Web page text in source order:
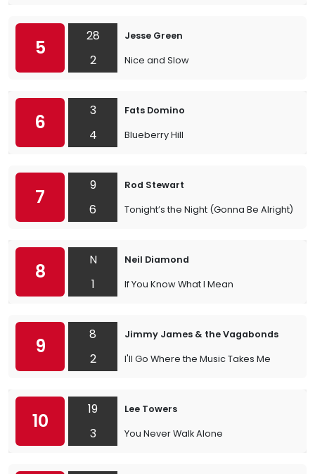
5
28
2
Jesse Green
Nice and Slow
6
3
4
Fats Domino
Blueberry Hill
7
9
6
Rod Stewart
Tonight’s the Night (Gonna Be Alright)
8
N
1
Neil Diamond
If You Know What I Mean
9
8
2
Jimmy James & the Vagabonds
I'll Go Where the Music Takes Me
10
19
3
Lee Towers
You Never Walk Alone